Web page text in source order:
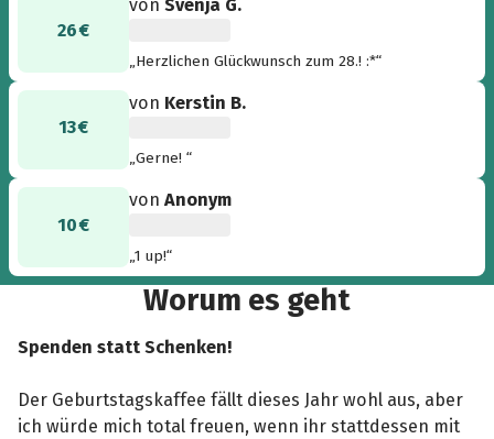
26 €
vonSvenja G.
„Herzlichen Glückwunsch zum 28.! :*“
13 €
von Kerstin B.
„Gerne! “
10 €
vonAnonym
„1 up!“
Worum es geht
Spenden statt Schenken!
Der Geburtstagskaffee fällt dieses Jahr wohl aus, aber
ich würde mich total freuen, wenn ihr stattdessen mit